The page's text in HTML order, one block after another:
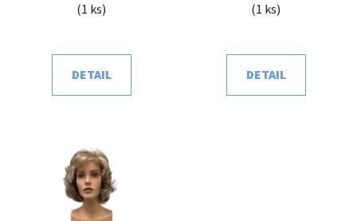
(1 ks)
DETAIL
(1 ks)
DETAIL